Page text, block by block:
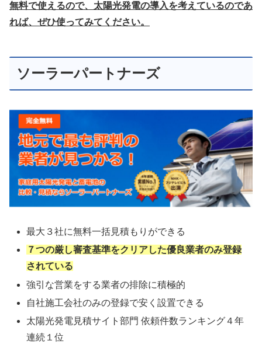
無料で使えるので、太陽光発電の導入を考えているのであ
れば、ぜひ使ってみてください。
ソーラーパートナーズ
最大３社に無料一括見積もりができる
７つの厳し審査基準をクリアした優良業者のみ登録
されている
強引な営業をする業者の排除に積極的
自社施工会社のみの登録で安く設置できる
太陽光発電見積サイト部門 依頼件数ランキング４年
連続１位